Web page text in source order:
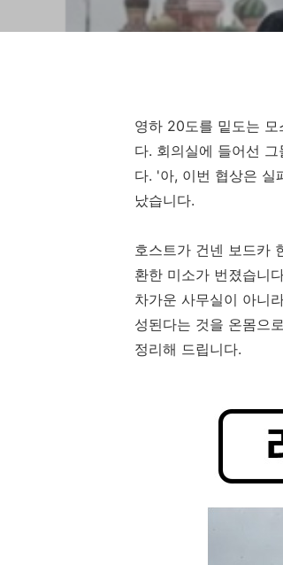
영하 20도를 밑도는
다. 회의실에 들어선
다. '아, 이번 협상은 실
났습니다.
호스트가 건넨 보드카
환한 미소가 번졌습니
차가운 사무실이 아니
성된다는 것을 온몸으
정리해 드립니다.